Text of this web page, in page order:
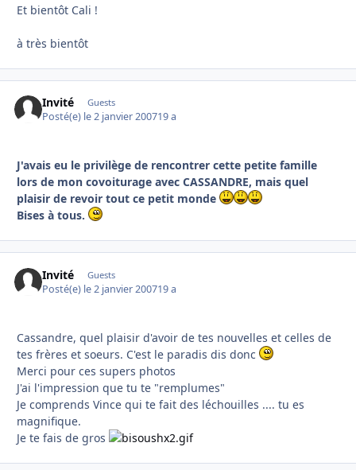
Et bientôt Cali !
à très bientôt
Invité Guests
Posté(e) le 2 janvier 200719 a
J'avais eu le privilège de rencontrer cette petite famille
lors de mon covoiturage avec CASSANDRE, mais quel
plaisir de revoir tout ce petit monde
Bises à tous.
Invité Guests
Posté(e) le 2 janvier 200719 a
Cassandre, quel plaisir d'avoir de tes nouvelles et celles de
tes frères et soeurs. C'est le paradis dis donc
Merci pour ces supers photos
J'ai l'impression que tu te "remplumes"
Je comprends Vince qui te fait des léchouilles .... tu es
magnifique.
Je te fais de gros